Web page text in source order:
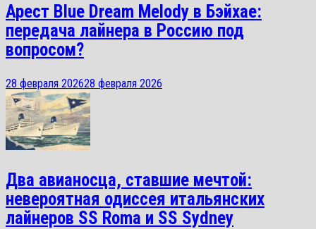
Арест Blue Dream Melody в Бэйхае:
передача лайнера в Россию под
вопросом?
28 февраля 202628 февраля 2026
Два авианосца, ставшие мечтой:
невероятная одиссея итальянских
лайнеров SS Roma и SS Sydney